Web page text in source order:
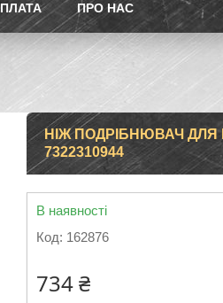
ПРО НАС
НІЖ ПОДРІБНЮВАЧ ДЛЯ
7322310944
В наявності
Код: 162876
734 ₴